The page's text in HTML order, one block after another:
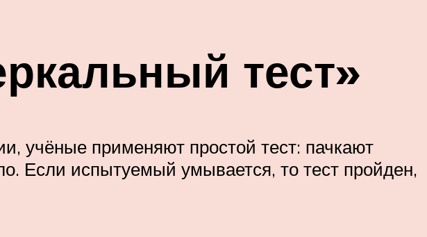
тест»
учёные применяют простой тест: пачкают
Если испытуемый умывается, то тест пройден,